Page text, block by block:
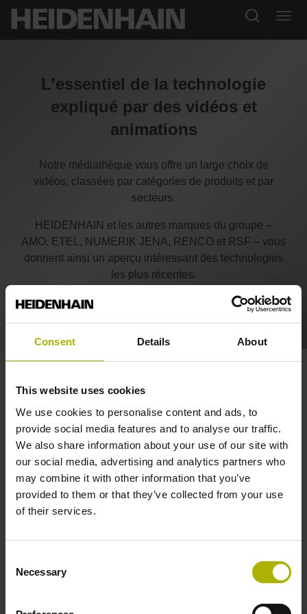
Consent Details About
This website uses cookies
We use cookies to personalise content and ads, to
provide social media features and to analyse our traffic.
We also share information about your use of our site with
our social media, advertising and analytics partners who
may combine it with other information that you’ve
provided to them or that they’ve collected from your use
of their services.
Selection
Necessary
L’essentiel de la technologie
expliqué par des vidéos et
animations
Notre médiathèque vous offre un large choix de
vidéos, classées par catégories de produits et par
secteurs.
HEIDENHAIN et les autres marques du groupe –
AMO, ETEL, NUMERIK JENA, RENCO et RSF – vous
donnent ainsi un aperçu intéressant des technologies
les plus récentes.
turning of complex geometries |
HEIDENHAIN